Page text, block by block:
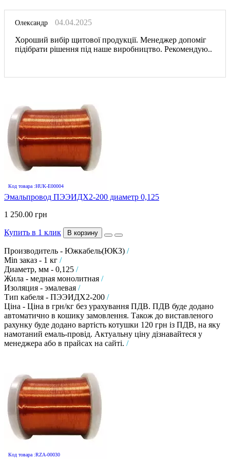
Олександр
04.04.2025
Хороший вибір щитової продукції. Менеджер допоміг
підібрати рішення під наше виробництво. Рекомендую..
Код товара :HUK-E00004
Эмальпровод ПЭЭИДХ2-200 диаметр 0,125
1 250.00 грн
Купить в 1 клик В корзину
Производитель - Южкабель(ЮКЗ) /
Min заказ - 1 кг /
Диаметр, мм - 0,125 /
Жила - медная монолитная /
Изоляция - эмалевая /
Тип кабеля - ПЭЭИДХ2-200 /
Ціна - Ціна в грн/кг без урахування ПДВ. ПДВ буде додано
автоматично в кошику замовлення. Також до виставленого
рахунку буде додано вартість котушки 120 грн із ПДВ, на яку
намотаний емаль-провід. Актуальну ціну дізнавайтеся у
менеджера або в прайсах на сайті. /
Код товара :RZA-00030